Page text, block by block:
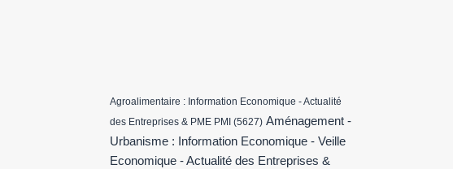
Agroalimentaire : Information Economique - Actualité
des Entreprises & PME PMI (5627) Aménagement -
Urbanisme : Information Economique - Veille
Economique - Actualité des Entreprises &